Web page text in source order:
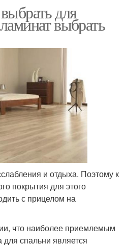
для
выбрать
и отдыха. Поэтому к
покрытия для этого
с прицелом на
что наиболее приемлемым
спальни является